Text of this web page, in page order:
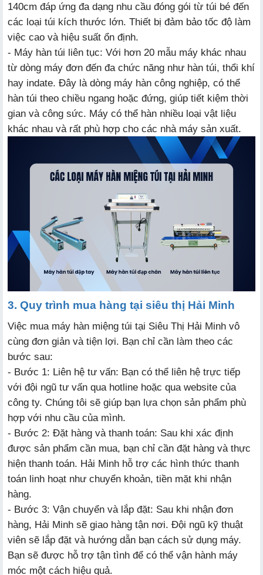
140cm đáp ứng đa dạng nhu cầu đóng gói từ túi bé đến
các loại túi kích thước lớn. Thiết bị đảm bảo tốc độ làm
việc cao và hiệu suất ổn định.
- Máy hàn túi liên tục: Với hơn 20 mẫu máy khác nhau
từ dòng máy đơn đến đa chức năng như hàn túi, thổi khí
hay indate. Đây là dòng máy hàn công nghiệp, có thể
hàn túi theo chiều ngang hoặc đứng, giúp tiết kiệm thời
gian và công sức. Máy có thể hàn nhiều loại vật liệu
khác nhau và rất phù hợp cho các nhà máy sản xuất.
3. Quy trình mua hàng tại siêu thị Hải Minh
Việc mua máy hàn miệng túi tại Siêu Thị Hải Minh vô
cùng đơn giản và tiện lợi. Bạn chỉ cần làm theo các
bước sau:
- Bước 1: Liên hệ tư vấn: Bạn có thể liên hệ trực tiếp
với đội ngũ tư vấn qua hotline hoặc qua website của
công ty. Chúng tôi sẽ giúp bạn lựa chọn sản phẩm phù
hợp với nhu cầu của mình.
- Bước 2: Đặt hàng và thanh toán: Sau khi xác định
được sản phẩm cần mua, bạn chỉ cần đặt hàng và thực
hiện thanh toán. Hải Minh hỗ trợ các hình thức thanh
toán linh hoạt như chuyển khoản, tiền mặt khi nhận
hàng.
- Bước 3: Vận chuyển và lắp đặt: Sau khi nhận đơn
hàng, Hải Minh sẽ giao hàng tận nơi. Đội ngũ kỹ thuật
viên sẽ lắp đặt và hướng dẫn bạn cách sử dụng máy.
Bạn sẽ được hỗ trợ tận tình để có thể vận hành máy
móc một cách hiệu quả.